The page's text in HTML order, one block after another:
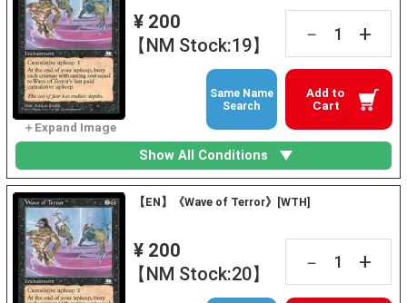
¥ 200
【NM Stock:19】
－ +
Add to
Cart
Same Name
Search
Show All Conditions
【EN】《Wave of Terror》[WTH]
¥ 200
【NM Stock:20】
－ +